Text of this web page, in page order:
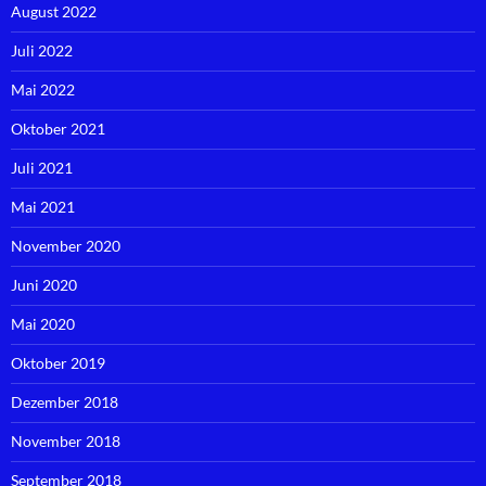
August 2022
Juli 2022
Mai 2022
Oktober 2021
Juli 2021
Mai 2021
November 2020
Juni 2020
Mai 2020
Oktober 2019
Dezember 2018
November 2018
September 2018